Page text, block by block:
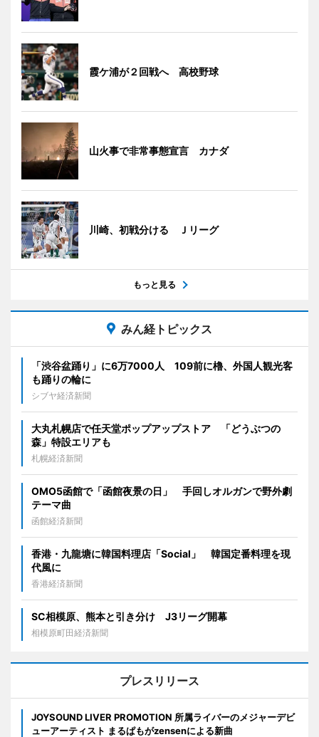
霞ケ浦が２回戦へ 高校野球
山火事で非常事態宣言 カナダ
川崎、初戦分ける Ｊリーグ
もっと見る
みん経トピックス
「渋谷盆踊り」に6万7000人 109前に櫓、外国人観光客
も踊りの輪に
シブヤ経済新聞
大丸札幌店で任天堂ポップアップストア 「どうぶつの
森」特設エリアも
札幌経済新聞
OMO5函館で「函館夜景の日」 手回しオルガンで野外劇
テーマ曲
函館経済新聞
香港・九龍塘に韓国料理店「Social」 韓国定番料理を現
代風に
香港経済新聞
SC相模原、熊本と引き分け J3リーグ開幕
相模原町田経済新聞
プレスリリース
JOYSOUND LIVER PROMOTION 所属ライバーのメジャーデビ
ューアーティスト まるぱもがzensenによる新曲